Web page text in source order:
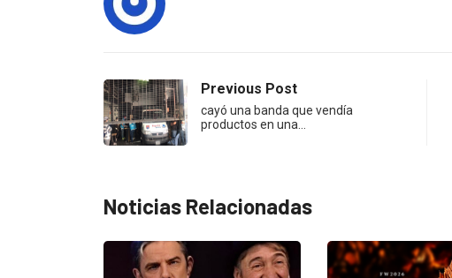
Previous Post
cayó una banda que vendía
productos en una…
Noticias Relacionadas